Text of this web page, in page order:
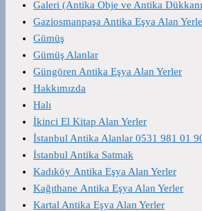
Galeri (Antika Obje ve Antika
Gaziosmanpaşa Antika Eşya Alan
Gümüş
Gümüş Alanlar
Güngören Antika Eşya Alan Yerler
Hakkımızda
Halı
İkinci El Kitap Alan Yerler
İstanbul Antika Alanlar 0531 981 01
İstanbul Antika Satmak
Kadıköy Antika Eşya Alan Yerler
Kağıthane Antika Eşya Alan Yerler
Kartal Antika Eşya Alan Yerler